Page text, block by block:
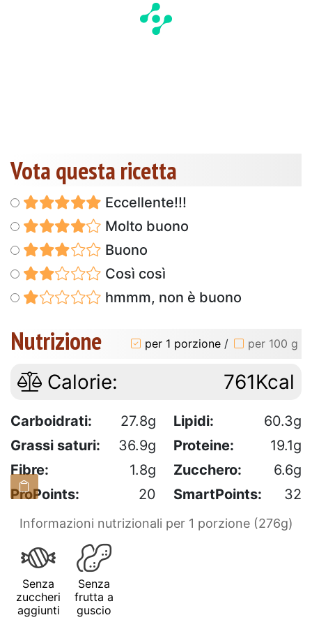
Vota questa ricetta
Eccellente!!!
Molto buono
Buono
Così così
hmmm, non è buono
Nutrizione per 1 porzione / per 100 g
Calorie: 761Kcal
Carboidrati: 27.8g Lipidi:
60.3g
Grassi saturi:
36.9g Proteine:
19.1g
Fibre:
1.8g Zucchero:
6.6g
ProPoints:
20 SmartPoints: 32
Informazioni nutrizionali per 1 porzione (276g)
Senza
zuccheri
aggiunti
Senza
frutta a
guscio